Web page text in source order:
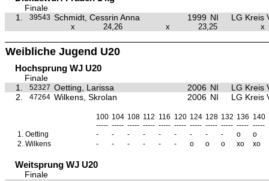
Finale
1.
39543 Schmidt, Cessrin Anna 1999 NI LG Kreis
x 24,26 x 23,25 x
Weibliche Jugend U20
Hochsprung WJ U20
Finale
1.
52327 Oetting, Larissa 2006 NI
LG Kreis
2.
47264 Wilkens, Skrolan 2006 NI LG Kreis
100 104 108 112 116 120 124 128 132 136 140
----- ----- ----- ----- ----- ----- ----- ----- ----- ----- -----
1. Oetting - - - - - - - - - o
o
2. Wilkens - - - - - - o o o xo xo
Weitsprung WJ U20
Finale